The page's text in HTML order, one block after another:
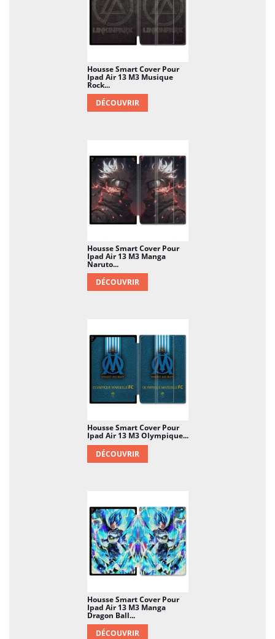
Housse Smart Cover Pour
Ipad Air 13 M3 Musique
Rock...
DÉCOUVRIR
Housse Smart Cover Pour
Ipad Air 13 M3 Manga
Naruto...
DÉCOUVRIR
Housse Smart Cover Pour
Ipad Air 13 M3 Olympique...
DÉCOUVRIR
Housse Smart Cover Pour
Ipad Air 13 M3 Manga
Dragon Ball...
DÉCOUVRIR